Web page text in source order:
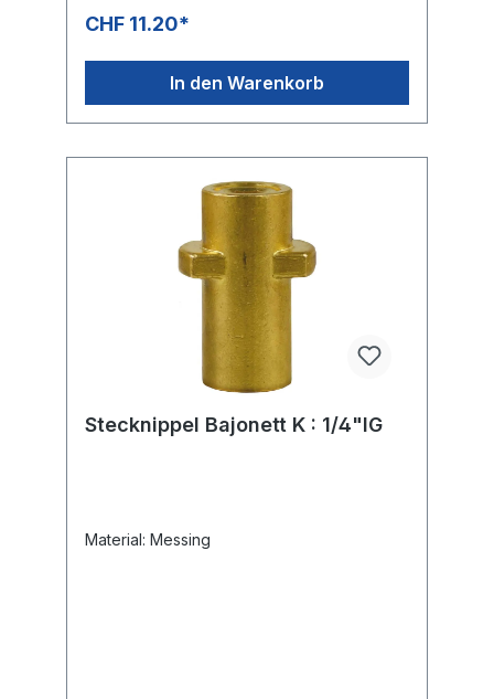
CHF 11.20*
In den Warenkorb
Stecknippel Bajonett K : 1/4"IG
Material: Messing